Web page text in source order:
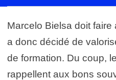
Marcelo Bielsa doit faire
a donc décidé de
de formation. Du coup,
rappellent aux bons